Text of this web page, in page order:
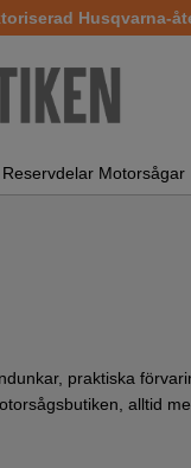
Husqvarna-
Reservdelar Motorsågar
praktiska
alltid